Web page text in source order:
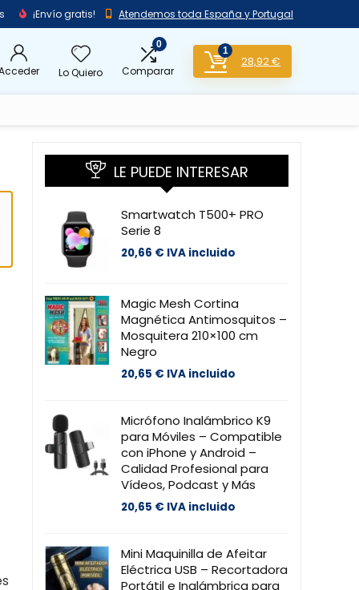
¡Envío gratis! Atendemos toda España y Portugal
Lo Quiero
0
Comparar
1
28,92€
LE PUEDE INTERESAR
Smartwatch T500+ PRO
Serie 8
20,66 € IVA incluido
Magic Mesh Cortina
Magnética Antimosquitos –
Mosquitera 210×100 cm
Negro
20,65 € IVA incluido
Micrófono Inalámbrico K9
para Móviles – Compatible
con iPhone y Android –
Calidad Profesional para
Vídeos, Podcast y Más
20,65 € IVA incluido
Mini Maquinilla de Afeitar
Eléctrica USB – Recortadora
Portátil e Inalámbrica para